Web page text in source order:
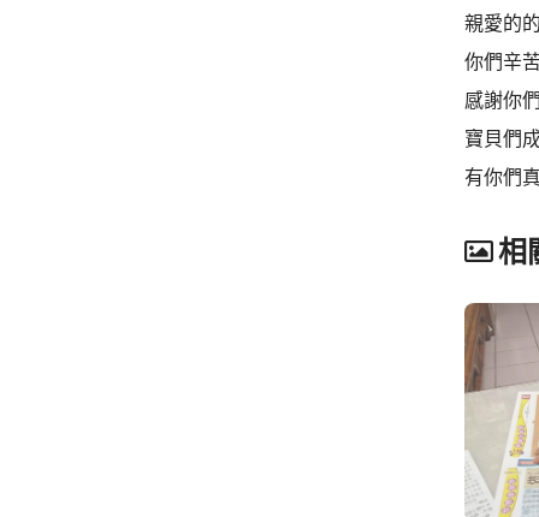
親愛的
你們辛
感謝你
寶貝們
有你們
相